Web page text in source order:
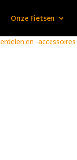
Onze Fietsen
en -accessoires